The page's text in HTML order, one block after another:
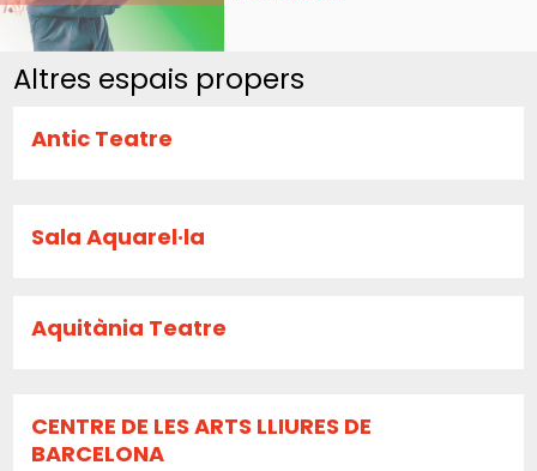
Altres espais propers
Antic Teatre
Sala Aquarel·la
Aquitània Teatre
CENTRE DE LES ARTS LLIURES DE
BARCELONA